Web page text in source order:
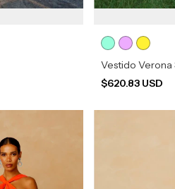
Vestido Verona
$620.83 USD